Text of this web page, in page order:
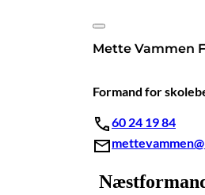
Mette Vammen
Formand for
60 24 19 84